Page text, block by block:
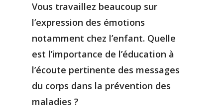
Vous travaillez beaucoup sur
l’expression des émotions
notamment chez l’enfant. Quelle
est l’importance de l’éducation à
l’écoute pertinente des messages
du corps dans la prévention des
maladies ?